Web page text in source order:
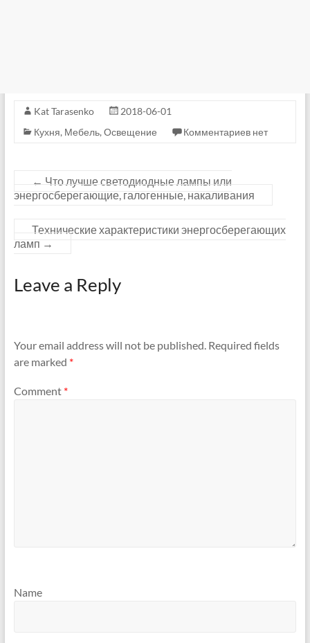
Kat Tarasenko
2018-06-01
Кухня, Мебель, Освещение Комментариев нет
← Что лучше светодиодные лампы или
энергосберегающие, галогенные, накаливания
Технические характеристики энергосберегающих
ламп →
Leave a Reply
Your email address will not be published. Required fields
are marked *
Comment *
Name